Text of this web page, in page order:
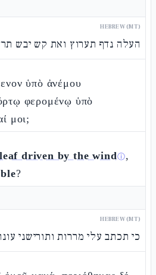
HEBREW (MT)
העלה נדף תערוץ ואת קש יבש
ὑπὸ ἀνέμου
φερομένῳ ὑπὸ
μοι;
leaf driven by the windⓘ,
?
HEBREW (MT)
כי תכתב עלי מררות ותורישני